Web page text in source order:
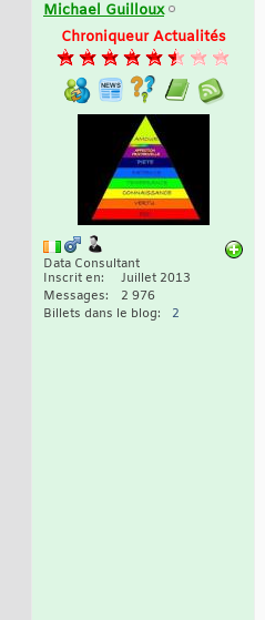
Michael Guilloux
Chroniqueur Actualités
Data Consultant
Inscrit en
Juillet 2013
Messages
2 976
Billets dans le blog
2